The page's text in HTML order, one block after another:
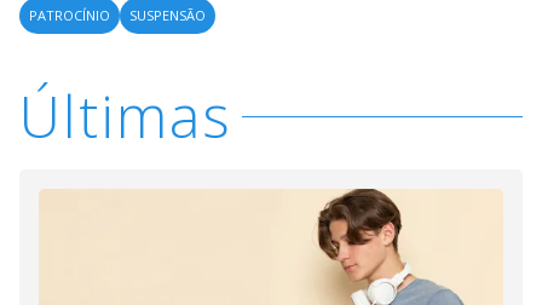
PATROCÍNIO
SUSPENSÃO
Últimas